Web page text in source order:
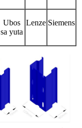
Ubos
sa yuta
Lenze Siemens